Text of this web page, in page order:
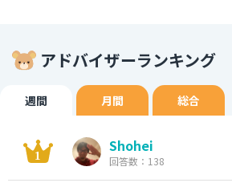
アドバイザーランキング
週間 月間 総合
Shohei
回答数：138